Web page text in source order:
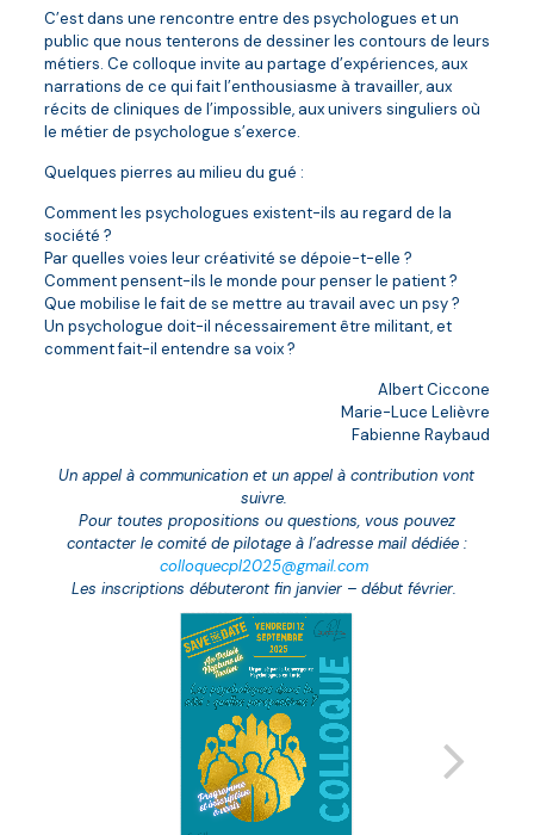
C’est dans une rencontre entre des psychologues et un
public que nous tenterons de dessiner les contours de leurs
métiers. Ce colloque invite au partage d’expériences, aux
narrations de ce qui fait l’enthousiasme à travailler, aux
récits de cliniques de l’impossible, aux univers singuliers où
le métier de psychologue s’exerce.
Quelques pierres au milieu du gué :
Comment les psychologues existent-ils au regard de la
société ?
Par quelles voies leur créativité se dépoie-t-elle ?
Comment pensent-ils le monde pour penser le patient ?
Que mobilise le fait de se mettre au travail avec un psy ?
Un psychologue doit-il nécessairement être militant, et
comment fait-il entendre sa voix ?
Albert Ciccone
Marie-Luce Lelièvre
Fabienne Raybaud
Un appel à communication et un appel à contribution vont
suivre.
Pour toutes propositions ou questions, vous pouvez
contacter le comité de pilotage à l’adresse mail dédiée :
colloquecpl2025@gmail.com
Les inscriptions débuteront fin janvier – début février.